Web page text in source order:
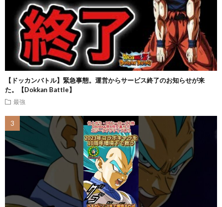
【ドッカンバトル】緊急事態。運営からサービス終了のお知らせが来
た。【Dokkan Battle】
最強